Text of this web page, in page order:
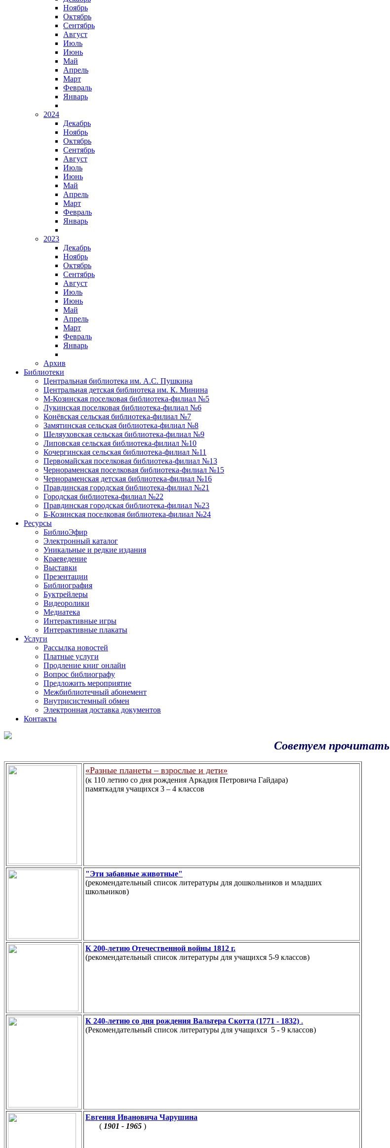
Ноябрь
Октябрь
Сентябрь
Август
Июль
Июнь
Май
Апрель
Март
Февраль
Январь
2024
Декабрь
Ноябрь
Октябрь
Сентябрь
Август
Июль
Июнь
Май
Апрель
Март
Февраль
Январь
2023
Декабрь
Ноябрь
Октябрь
Сентябрь
Август
Июль
Июнь
Май
Апрель
Март
Февраль
Январь
Архив
Библиотеки
Центральная библиотека им. А.С. Пушкина
Центральная детская библиотека им. К. Минина
М-Козинская поселковая библиотека-филиал №5
Лукинская поселковая библиотека-филиал №6
Конёвская сельская библиотека-филиал №7
Замятинская сельская библиотека-филиал №8
Шеляуховская сельская библиотека-филиал №9
Липовская сельская библиотека-филиал №10
Кочергинская сельская библиотека-филиал №11
Первомайская поселковая библиотека-филиал №13
Чернораменская поселковая библиотека-филиал №15
Чернораменская детская библиотека-филиал №16
Правдинская городская библиотека-филиал №21
Городская библиотека-филиал №22
Правдинская городская библиотека-филиал №23
Б-Козинская поселковая библиотека-филиал №24
Ресурсы
БиблиоЭфир
Электронный каталог
Уникальные и редкие издания
Краеведение
Выставки
Презентации
Библиография
Буктрейлеры
Видеоролики
Медиатека
Интерактивные игры
Интерактивные плакаты
Услуги
Рассылка новостей
Платные услуги
Продление книг онлайн
Вопрос библиографу
Предложить мероприятие
Межбиблиотечный абонемент
Внутрисистемный обмен
Электронная доставка документов
Контакты
Советуем прочитать
«Разные планеты – взрослые и дети»
(к 110 летию со дня рождения Аркадия Петровича Гайдара)
памяткадля учащихся 3 – 4 классов
"Эти забавные животные"
(рекомендательный список литературы для дошкольников и младших
школьников)
К 200-летию Отечественной войны 1812 г.
(рекомендательный список литературы для учащихся 5-9 классов)
К 240-летию со дня рождения Вальтера Скотта (1771 - 1832) .
(Рекомендательный список литературы для учащихся 5 - 9 классов)
Евгения Ивановича Чарушина
( 1901 - 1965 )